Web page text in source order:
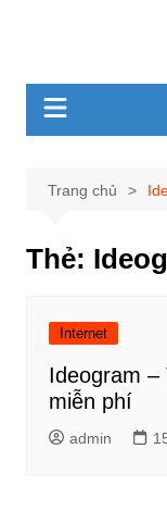
Trang chủ
Thẻ:
Internet
Ideogram –
miễn phí
admin